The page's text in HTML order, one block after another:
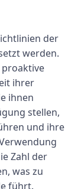
der
werden.
ihrer
ihnen
stellen,
und ihre
Zahl der
was zu
führt.